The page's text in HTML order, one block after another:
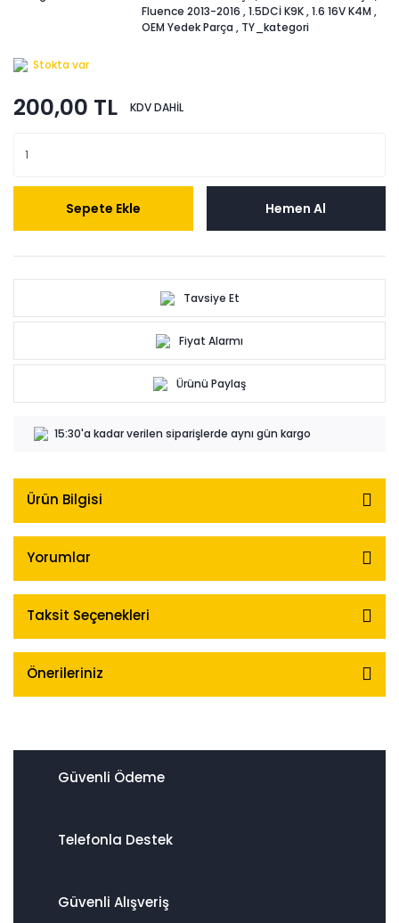
Fluence 2013-2016 ,1.5DCİ K9K,1.6 16V K4M ,
OEM Yedek Parça , TY_kategori
Stokta var
200,00 TL KDV DAHİL
Sepete Ekle Hemen Al
Tavsiye Et
Fiyat Alarmı
Ürünü Paylaş
15:30'a kadar verilen siparişlerde aynı gün kargo
Ürün Bilgisi
Yorumlar
Taksit Seçenekleri
Önerileriniz
Güvenli Ödeme
Telefonla Destek
Güvenli Alışveriş